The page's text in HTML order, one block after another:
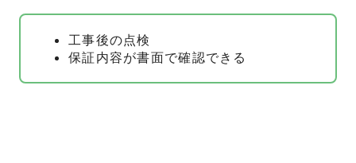
工事後の点検
保証内容が書面で確認できる